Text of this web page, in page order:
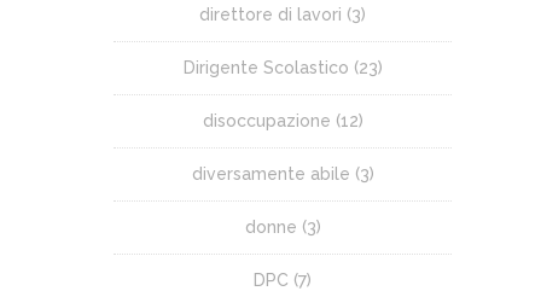
direttore di lavori (3)
Dirigente Scolastico (23)
disoccupazione (12)
diversamente abile (3)
donne (3)
DPC (7)